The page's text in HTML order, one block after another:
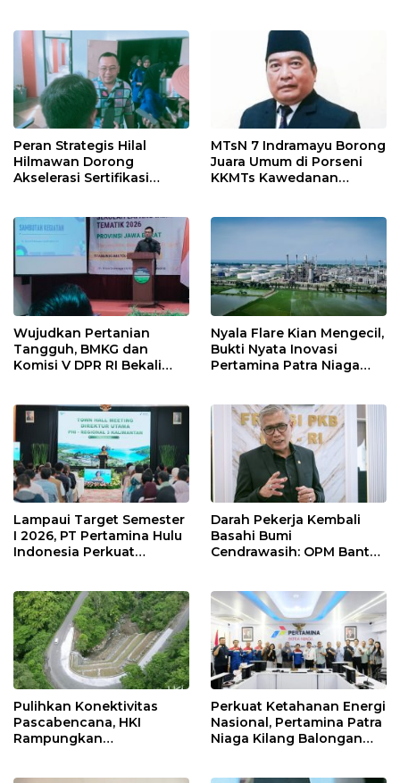
Peran Strategis Hilal
Hilmawan Dorong
Akselerasi Sertifikasi
Indramayu
MTsN 7 Indramayu Borong
Juara Umum di Porseni
KKMTs Kawedanan
Wujudkan Pertanian
Tangguh, BMKG dan
Komisi V DPR RI Bekali
Nyala Flare Kian Mengecil,
Bukti Nyata Inovasi
Pertamina Patra Niaga
Lampaui Target Semester
I 2026, PT Pertamina Hulu
Indonesia Perkuat
Keselamatan Kerja
Darah Pekerja Kembali
Basahi Bumi
Cendrawasih: OPM Bantai
Pulihkan Konektivitas
Pascabencana, HKI
Rampungkan
Perkuat Ketahanan Energi
Nasional, Pertamina Patra
Niaga Kilang Balongan